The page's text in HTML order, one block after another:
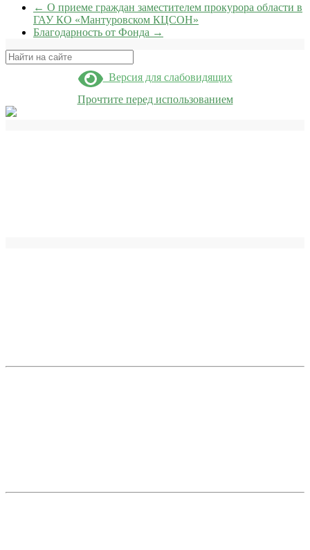
← О приеме граждан заместителем прокурора области в
ГАУ КО «Мантуровском КЦСОН»
Благодарность от Фонда →
Поиск
Версия для слабовидящих
Прочтите перед использованием